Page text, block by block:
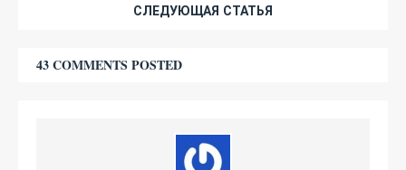
СЛЕДУЮЩАЯ СТАТЬЯ
43 COMMENTS POSTED